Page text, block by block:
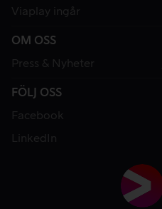
Viaplay ingår
OM OSS
Press & Nyheter
FÖLJ OSS
Facebook
LinkedIn